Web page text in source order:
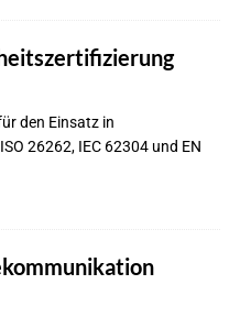
den Einsatz in
26262, IEC 62304 und EN